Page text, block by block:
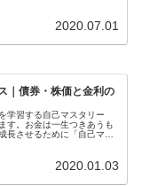
があるので賢く使いたいで
2020.07.01
｜債券・株価と金利の
学習する自己マスタリー
す。お金は一生つきあうも
長させるために「自己マス
2020.01.03